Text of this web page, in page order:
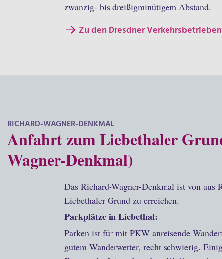
zwanzig- bis dreißigminütigem Abstand.
Zu den Dresdner Verkehrsbetrieben
RICHARD-WAGNER-DENKMAL
Anfahrt zum Liebethaler
Wagner-Denkmal)
Das Richard-Wagner-Denkmal ist von aus
Liebethaler Grund zu erreichen.
Parkplätze in Liebethal:
Parken ist für mit PKW anreisende
gutem Wanderwetter, recht schwierig.